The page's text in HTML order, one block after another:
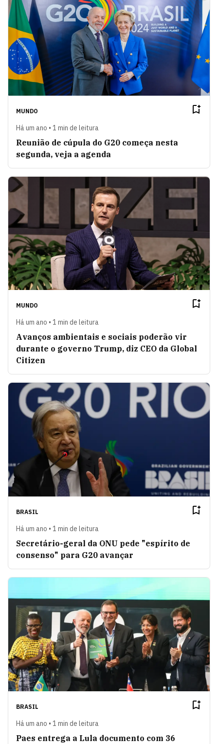
MUNDO
Há um ano • 1 min de leitura
Reunião de cúpula do G20 começa nesta
segunda, veja a agenda
MUNDO
Há um ano • 1 min de leitura
Avanços ambientais e sociais poderão vir
durante o governo Trump, diz CEO da Global
Citizen
BRASIL
Há um ano • 1 min de leitura
Secretário-geral da ONU pede "espírito de
consenso" para G20 avançar
BRASIL
Há um ano • 1 min de leitura
Paes entrega a Lula documento com 36